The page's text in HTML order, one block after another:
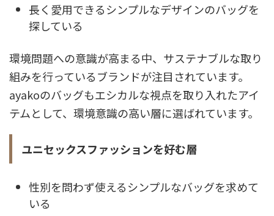
長く愛用できるシンプルなデザインのバッグを
探している
環境問題への意識が高まる中、サステナブルな取り
組みを行っているブランドが注目されています。
ayakoのバッグもエシカルな視点を取り入れたアイ
テムとして、環境意識の高い層に選ばれています。
ユニセックスファッションを好む層
性別を問わず使えるシンプルなバッグを求めて
いる